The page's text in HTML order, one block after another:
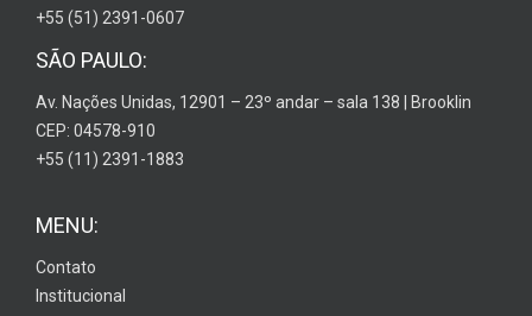
+55 (51) 2391-0607
SÃO PAULO:
Av. Nações Unidas, 12901 – 23º andar – sala 138 | Brooklin
CEP: 04578-910
+55 (11) 2391-1883
MENU:
Contato
Institucional